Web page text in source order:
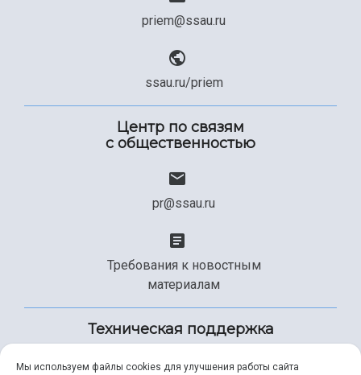
priem@ssau.ru
ssau.ru/priem
Центр по связям
с общественностью
pr@ssau.ru
Требования к новостным
материалам
Техническая поддержка
Мы используем файлы cookies для улучшения работы сайта